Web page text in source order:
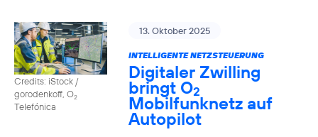
Credits: iStock /
gorodenkoff, O2
Telefónica
13. Oktober 2025
INTELLIGENTE NETZSTEUERUNG
Digitaler Zwilling
bringt O2
Mobilfunknetz auf
Autopilot